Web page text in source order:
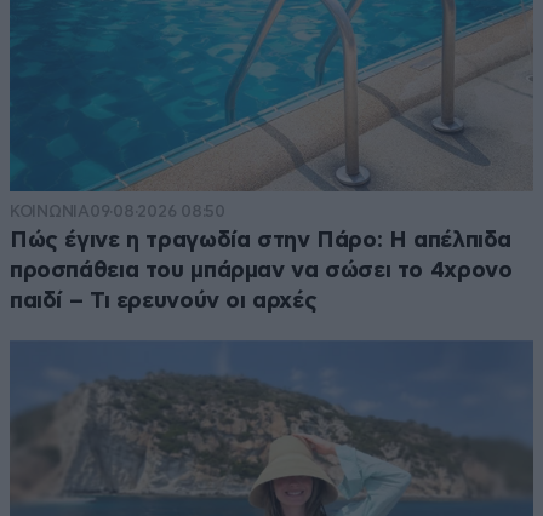
ΚΟΙΝΩΝΙΑ09·08·2026 08:50
Πώς έγινε η τραγωδία στην Πάρο: Η απέλπιδα
προσπάθεια του μπάρμαν να σώσει το 4χρονο
παιδί – Τι ερευνούν οι αρχές